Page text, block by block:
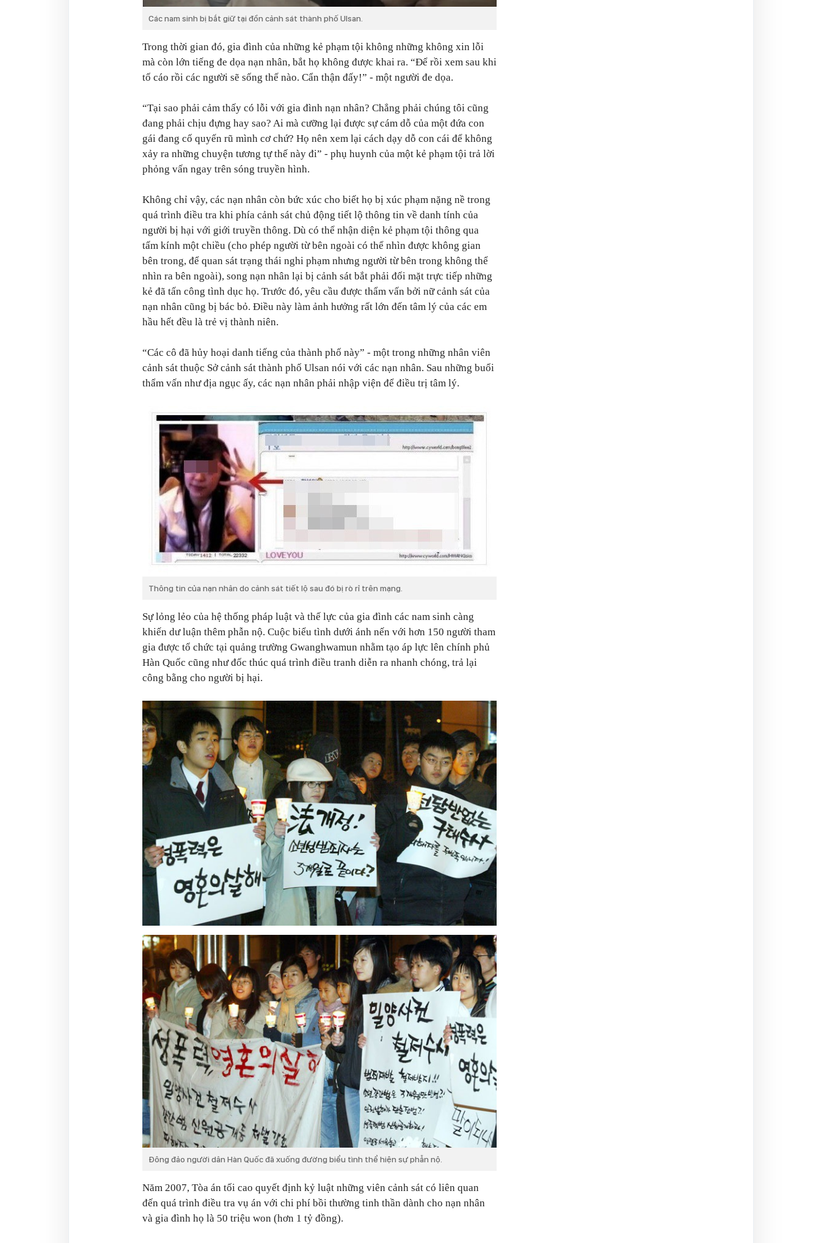
Các nam sinh bị bắt giữ tại đồn cảnh sát thành phố Ulsan.
Trong thời gian đó, gia đình của những kẻ phạm tội không những không xin lỗi
mà còn lớn tiếng đe dọa nạn nhân, bắt họ không được khai ra. “Để rồi xem sau khi
tố cáo rồi các người sẽ sống thế nào. Cẩn thận đấy!” - một người đe dọa.
“Tại sao phải cảm thấy có lỗi với gia đình nạn nhân? Chẳng phải chúng tôi cũng
đang phải chịu đựng hay sao? Ai mà cưỡng lại được sự cám dỗ của một đứa con
gái đang cố quyến rũ mình cơ chứ? Họ nên xem lại cách dạy dỗ con cái để không
xảy ra những chuyện tương tự thế này đi” - phụ huynh của một kẻ phạm tội trả lời
phỏng vấn ngay trên sóng truyền hình.
Không chỉ vậy, các nạn nhân còn bức xúc cho biết họ bị xúc phạm nặng nề trong
quá trình điều tra khi phía cảnh sát chủ động tiết lộ thông tin về danh tính của
người bị hại với giới truyền thông. Dù có thể nhận diện kẻ phạm tội thông qua
tấm kính một chiều (cho phép người từ bên ngoài có thể nhìn được không gian
bên trong, để quan sát trạng thái nghi phạm nhưng người từ bên trong không thể
nhìn ra bên ngoài), song nạn nhân lại bị cảnh sát bắt phải đối mặt trực tiếp những
kẻ đã tấn công tình dục họ. Trước đó, yêu cầu được thẩm vấn bởi nữ cảnh sát của
nạn nhân cũng bị bác bỏ. Điều này làm ảnh hưởng rất lớn đến tâm lý của các em
hầu hết đều là trẻ vị thành niên.
“Các cô đã hủy hoại danh tiếng của thành phố này” - một trong những nhân viên
cảnh sát thuộc Sở cảnh sát thành phố Ulsan nói với các nạn nhân. Sau những buổi
thẩm vấn như địa ngục ấy, các nạn nhân phải nhập viện để điều trị tâm lý.
Thông tin của nạn nhân do cảnh sát tiết lộ sau đó bị rò rỉ trên mạng.
Sự lỏng lẻo của hệ thống pháp luật và thế lực của gia đình các nam sinh càng
khiến dư luận thêm phẫn nộ. Cuộc biểu tình dưới ánh nến với hơn 150 người tham
gia được tổ chức tại quảng trường Gwanghwamun nhằm tạo áp lực lên chính phủ
Hàn Quốc cũng như đốc thúc quá trình điều tranh diễn ra nhanh chóng, trả lại
công bằng cho người bị hại.
Đông đảo người dân Hàn Quốc đã xuống đường biểu tình thể hiện sự phẫn nộ.
Năm 2007, Tòa án tối cao quyết định kỷ luật những viên cảnh sát có liên quan
đến quá trình điều tra vụ án với chi phí bồi thường tinh thần dành cho nạn nhân
và gia đình họ là 50 triệu won (hơn 1 tỷ đồng).